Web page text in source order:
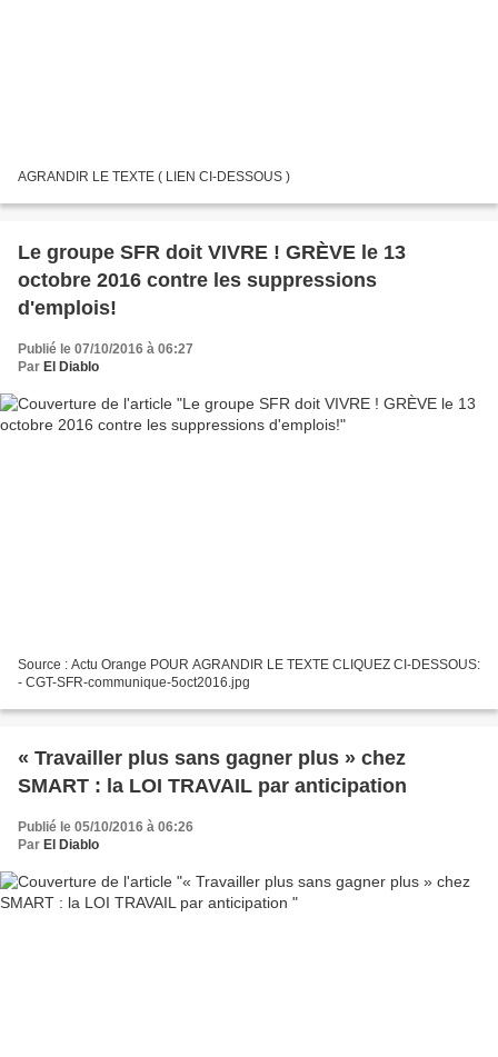
AGRANDIR LE TEXTE ( LIEN CI-DESSOUS )
Le groupe SFR doit VIVRE ! GRÈVE le 13
octobre 2016 contre les suppressions
d'emplois!
Publié le 07/10/2016 à 06:27
Par El Diablo
Source : Actu Orange POUR AGRANDIR LE TEXTE CLIQUEZ CI-DESSOUS:
- CGT-SFR-communique-5oct2016.jpg
« Travailler plus sans gagner plus » chez
SMART : la LOI TRAVAIL par anticipation
Publié le 05/10/2016 à 06:26
Par El Diablo